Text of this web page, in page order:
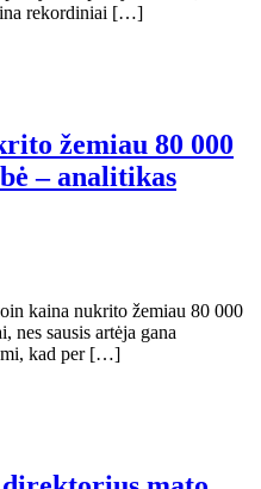
rekordiniai […]
žemiau 80 000
– analitikas
kaina nukrito žemiau 80 000
sausis artėja gana
kad per […]